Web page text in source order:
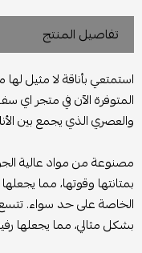
تفاصيل المنتج
استمتعي بأناقة لا مثيل
المتوفرة الآن في متجر اي
والعصري الذي يجمع بين
مصنوعة من مواد عالية
بمتانتها وقوتها، مما
الخاصة على حد سواء. تتسع
بشكل مثالي، مما يجعلها